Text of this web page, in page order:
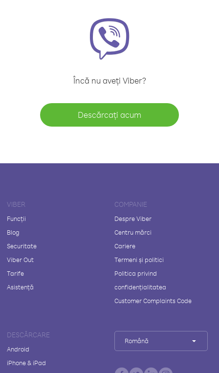
Încă nu aveți Viber?
Descărcați acum
VIBER
Funcții
Blog
Securitate
Viber Out
Tarife
Asistență
COMPANIE
Despre Viber
Centru mărci
Cariere
Termeni și politici
Politica privind
confidențialitatea
Customer Complaints Code
DESCĂRCARE
Android
iPhone & iPad
Română